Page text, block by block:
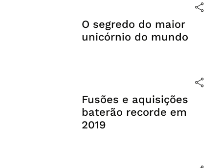
O segredo do maior
unicórnio do mundo
Fusões e aquisições
baterão recorde em
2019